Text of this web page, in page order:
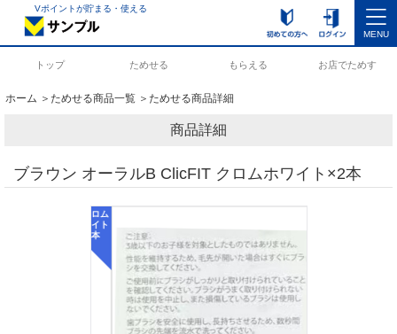
Vポイントが貯まる・使える
MENU
トップ ためせる もらえる お店でためす
ホーム ＞ためせる商品一覧 ＞ためせる商品詳細
商品詳細
ブラウン オーラルB ClicFIT クロムホワイト×2本